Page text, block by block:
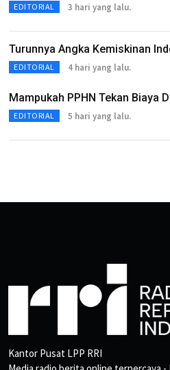
EDITORIAL 3 hari yang lalu.
Turunnya Angka Kemiskinan
EDITORIAL 4 hari yang lalu.
Mampukah PPHN Tekan Biaya
EDITORIAL 5 hari yang lalu.
Kantor Pusat LPP RRI